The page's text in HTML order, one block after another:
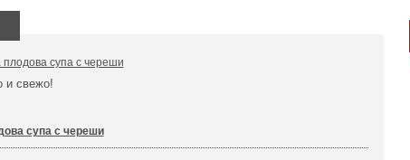
плодова супа с череши
и свежо!
супа с череши